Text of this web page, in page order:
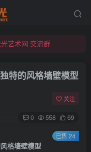
艺术网 交流群
艺术网 交流群
特的风格墙壁模型
关注
0 558 69
格墙壁模型
已售 24